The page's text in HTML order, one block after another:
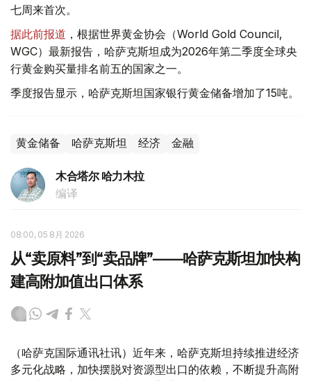
七周来首次。
据此前报道 ，根据世界黄金协会（World Gold Council,
WGC）最新报告，哈萨克斯坦成为2026年第二季度全球央
行黄金购买量排名前五的国家之一。
季度报告显示，哈萨克斯坦国家银行黄金储备增加了15吨。
黄金储备 哈萨克斯坦 经济 金融
木合塔尔 哈力木拉
编译
08:00, 05 8月 2026
从“卖原料”到“卖品牌”——哈萨克斯坦加快构
建高附加值出口体系
（哈萨克国际通讯社讯）近年来，哈萨克斯坦持续推进经济
多元化战略，加快摆脱对资源型出口的依赖，不断提升高附